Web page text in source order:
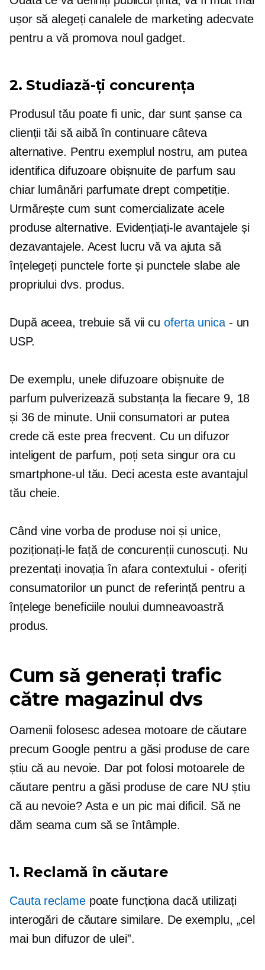
ușor să alegeți canalele de marketing adecvate
pentru a vă promova noul gadget.
2. Studiază-ți concurența
Produsul tău poate fi unic, dar sunt șanse ca
clienții tăi să aibă în continuare câteva
alternative. Pentru exemplul nostru, am putea
identifica difuzoare obișnuite de parfum sau
chiar lumânări parfumate drept competiție.
Urmărește cum sunt comercializate acele
produse alternative. Evidențiați-le avantajele și
dezavantajele. Acest lucru vă va ajuta să
înțelegeți punctele forte și punctele slabe ale
propriului dvs. produs.
După aceea, trebuie să vii cu oferta unica- un
USP.
De exemplu, unele difuzoare obișnuite de
parfum pulverizează substanța la fiecare 9, 18
și 36 de minute. Unii consumatori ar putea
crede că este prea frecvent. Cu un difuzor
inteligent de parfum, poți seta singur ora cu
smartphone-ul tău. Deci acesta este avantajul
tău cheie.
Când vine vorba de produse noi și unice,
poziționați-le față de concurenții cunoscuți. Nu
prezentați inovația în afara contextului - oferiți
consumatorilor un punct de referință pentru a
înțelege beneficiile noului dumneavoastră
produs.
Cum să generați trafic
către magazinul dvs
Oamenii folosesc adesea motoare de căutare
precum Google pentru a găsi produse de care
știu că au nevoie. Dar pot folosi motoarele de
căutare pentru a găsi produse de care NU știu
că au nevoie? Asta e un pic mai dificil. Să ne
dăm seama cum să se întâmple.
1. Reclamă în căutare
Cauta reclamepoate funcționa dacă utilizați
interogări de căutare similare. De exemplu, „cel
mai bun difuzor de ulei”.